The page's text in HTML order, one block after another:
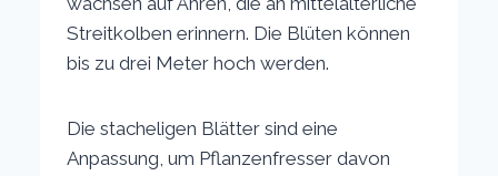
Streitkolben erinnern. Die Blüten können
bis zu drei Meter hoch werden.
Die stacheligen Blätter sind eine
Anpassung, um Pflanzenfresser davon